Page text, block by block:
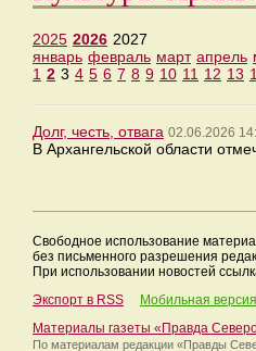
2025 2026 2027
январь февраль март апрель
1 2 3 4 5 6 7 8 9 10 11 12 13
Долг, честь, отвага 02.06.2026
В Архангельской области
Свободное использование
без письменного разрешения
При использовании новостей
Экспорт в RSS
Мобильная версия
Материалы газеты «Правда
По материалам редакции «Правды